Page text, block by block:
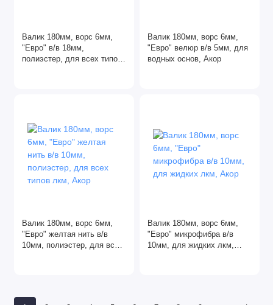
Валик 180мм, ворс 6мм,
"Евро" в/в 18мм,
полиэстер, для всех типов
Валик 180мм, ворс 6мм,
"Евро" велюр в/в 5мм, для
водных основ, Акор
Валик 180мм, ворс 6мм,
"Евро" желтая нить в/в
10мм, полиэстер, для всех
Валик 180мм, ворс 6мм,
"Евро" микрофибра в/в
10мм, для жидких лкм,